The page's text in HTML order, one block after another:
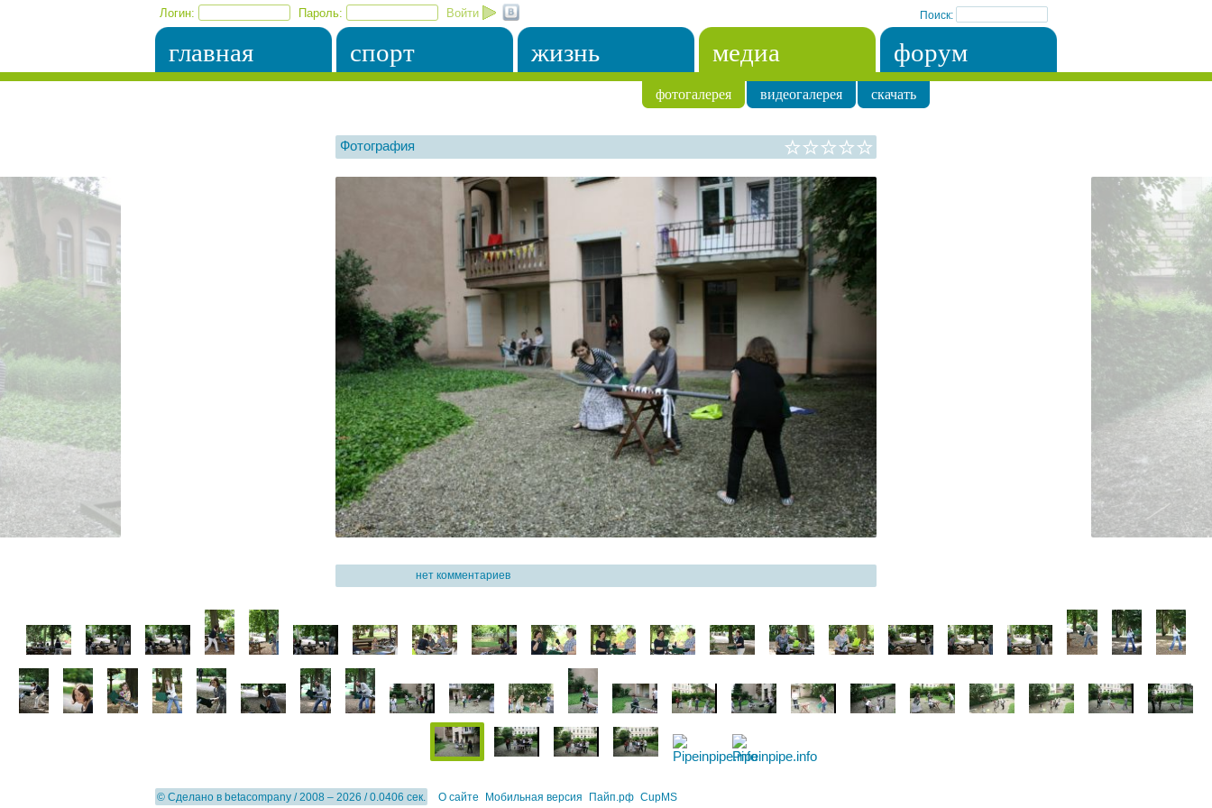
Логин: Пароль: Войти Поиск:
главная спорт жизнь медиа форум
фотогалерея видеогалерея скачать
Фотография
нет комментариев
© Сделано в betacompany / 2008 – 2026 / 0.0406 сек. О сайте Мобильная версия Пайп.рф CupMS